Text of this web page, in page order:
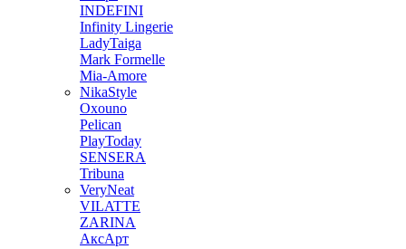
INDEFINI
Infinity Lingerie
LadyTaiga
Mark Formelle
Mia-Amore
NikaStyle
Oxouno
Pelican
PlayToday
SENSERA
Tribuna
VeryNeat
VILATTE
ZARINA
АксАрт